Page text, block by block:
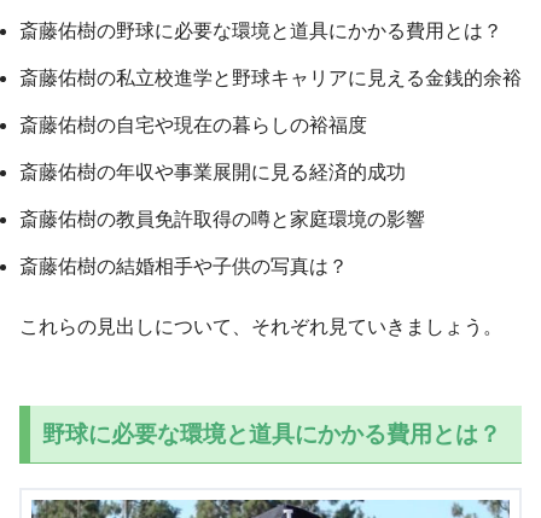
斎藤佑樹の野球に必要な環境と道具にかかる費用とは？
斎藤佑樹の私立校進学と野球キャリアに見える金銭的余裕
斎藤佑樹の自宅や現在の暮らしの裕福度
斎藤佑樹の年収や事業展開に見る経済的成功
斎藤佑樹の教員免許取得の噂と家庭環境の影響
斎藤佑樹の結婚相手や子供の写真は？
これらの見出しについて、それぞれ見ていきましょう。
野球に必要な環境と道具にかかる費用とは？